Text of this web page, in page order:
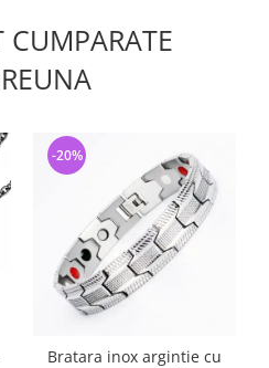
CUMPARATE
Bratara inox argintie cu
-20%